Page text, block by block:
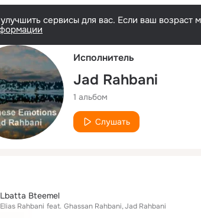
сервисы для вас. Если ваш возраст
Исполнитель
Jad Rahbani
1 альбом
Слушать
Lbatta Bteemel
Elias Rahbani feat. Ghassan Rahbani Jad Rahbani